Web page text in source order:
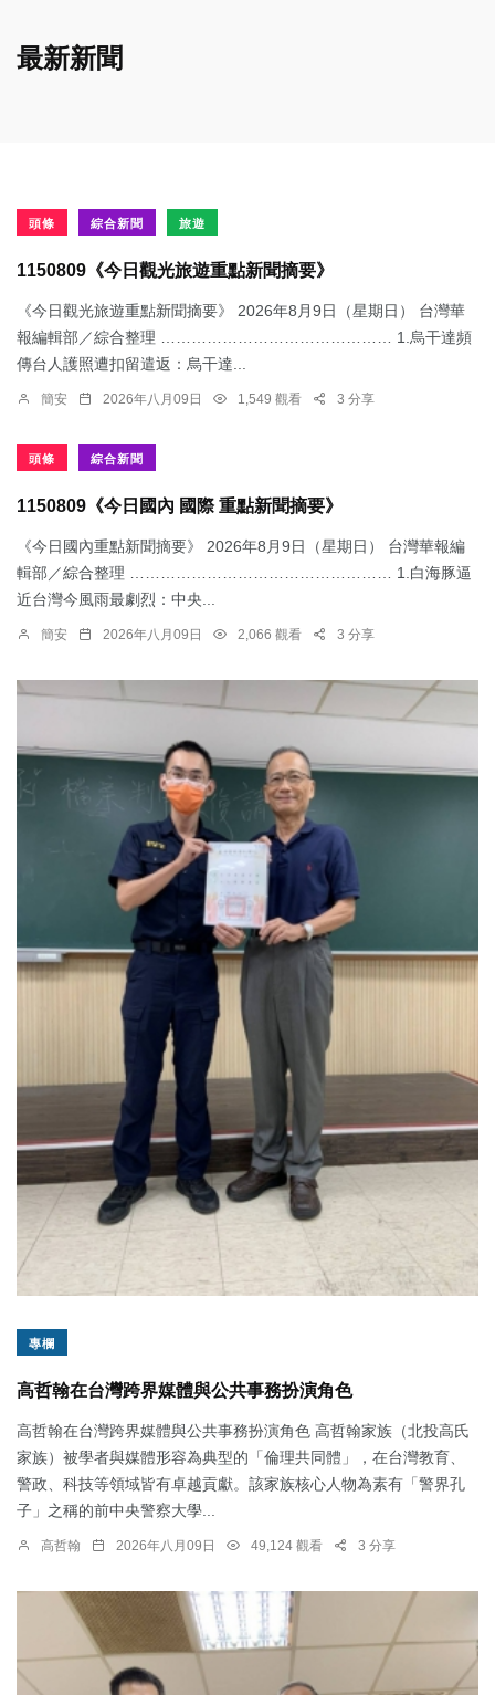
最新新聞
頭條 綜合新聞 旅遊
1150809《今日觀光旅遊重點新聞摘要》
《今日觀光旅遊重點新聞摘要》 2026年8月9日（星期日） 台灣華
報編輯部／綜合整理 ……………………………………… 1.烏干達頻
傳台人護照遭扣留遣返：​烏干達...
簡安 2026年八月09日 1,549 觀看 3 分享
頭條 綜合新聞
1150809《今日國內 國際 重點新聞摘要》
《今日國內重點新聞摘要》 2026年8月9日（星期日） 台灣華報編
輯部／綜合整理 …………………………………………… 1.白海豚逼
近台灣今風雨最劇烈：中央...
簡安 2026年八月09日 2,066 觀看 3 分享
專欄
高哲翰在台灣跨界媒體與公共事務扮演角色
高哲翰在台灣跨界媒體與公共事務扮演角色 高哲翰家族（北投高氏
家族）被學者與媒體形容為典型的「倫理共同體」，在台灣教育、
警政、科技等領域皆有卓越貢獻。該家族核心人物為素有「警界孔
子」之稱的前中央警察大學...
高哲翰 2026年八月09日 49,124 觀看 3 分享